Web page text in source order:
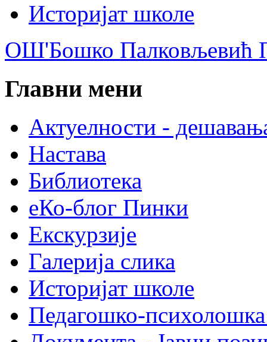
Историјат школе
ОШ'Бошко Палковљевић
Главни мени
Актуелности -
Настава
Библиотека
еКо-блог Пинки
Екскурзије
Галерија слика
Историјат школе
Педагошко-психолошка